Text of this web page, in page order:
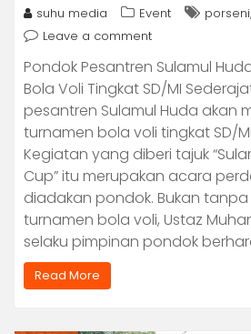
suhu media Event porseni,
Leave a comment
Pondok Pesantren Sulamul
Bola Voli Tingkat SD/MI
pesantren Sulamul Huda akan
turnamen bola voli tingkat SD/
Kegiatan yang diberi tajuk
Cup” itu merupakan acara
diadakan pondok. Bukan
turnamen bola voli, Ustaz
selaku pimpinan pondok
Read More